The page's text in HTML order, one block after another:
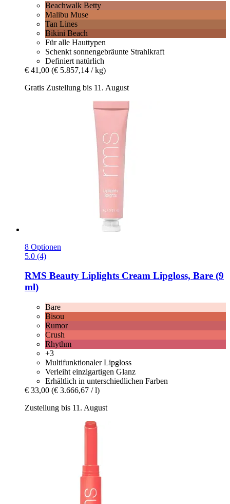
Beachwalk Betty
Malibu Muse
Tan Lines
Bikini Beach
Für alle Hauttypen
Schenkt sonnengebräunte Strahlkraft
Definiert natürlich
€ 41,00 (€ 5.857,14 / kg)
Gratis Zustellung bis 11. August
8 Optionen
5.0 (4)
RMS Beauty Liplights Cream Lipgloss, Bare (9
ml)
Bare
Bisou
Rumor
Crush
Rhythm
+3
Multifunktionaler Lipgloss
Verleiht einzigartigen Glanz
Erhältlich in unterschiedlichen Farben
€ 33,00 (€ 3.666,67 / l)
Zustellung bis 11. August